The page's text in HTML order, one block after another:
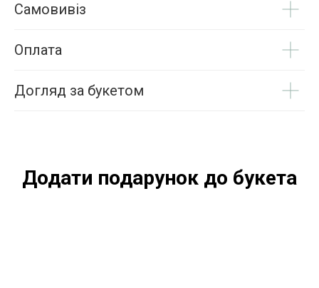
Самовивіз
Оплата
Догляд за букетом
Додати подарунок до букета